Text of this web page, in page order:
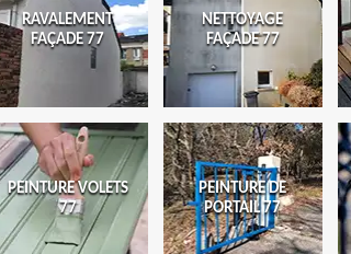
RAVALEMENT
FAÇADE 77
NETTOYAGE
FAÇADE 77
PEINTURE VOLETS
77
PEINTURE DE
PORTAIL 77